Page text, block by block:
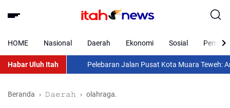
HOME Nasional Daerah Ekonomi Sosial
Habar Uluh Itah Pelebaran Jalan Pusat Kota Muara Teweh:
Beranda 𝙳𝚊𝚎𝚛𝚊𝚑 olahraga.